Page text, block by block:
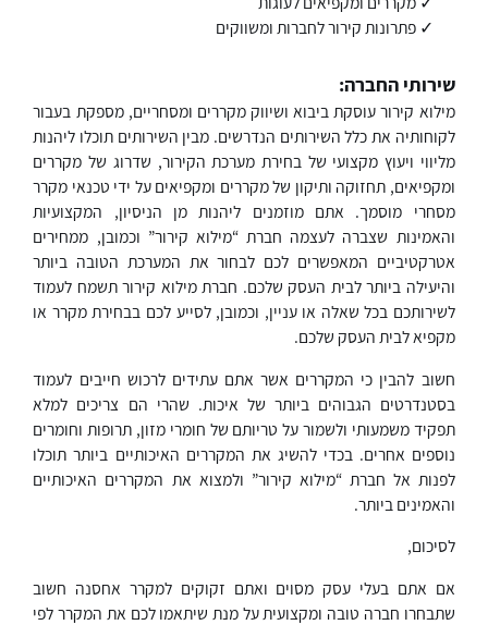
✓ פתרונות קירור לחברות ומשווקים
שירותי החברה:
מילוא קירור עוסקת ביבוא ושיווק מקררים ומסחריים, מספקת בעבור
לקוחותיה את כלל השירותים הנדרשים. מבין השירותים תוכלו ליהנות
מליווי ויעוץ מקצועי של בחירת מערכת הקירור, שדרוג של מקררים
ומקפיאים, תחזוקה ותיקון של מקררים ומקפיאים על ידי טכנאי מקרר
מסחרי מוסמך. אתם מוזמנים ליהנות מן הניסיון, המקצועיות
והאמינות שצברה לעצמה חברת “מילוא קירור” וכמובן, ממחירים
אטרקטיביים המאפשרים לכם לבחור את המערכת הטובה ביותר
והיעילה ביותר לבית העסק שלכם. חברת מילוא קירור תשמח לעמוד
לשירותכם בכל שאלה או עניין, וכמובן, לסייע לכם בבחירת מקרר או
מקפיא לבית העסק שלכם.
חשוב להבין כי המקררים אשר אתם עתידים לרכוש חייבים לעמוד
בסטנדרטים הגבוהים ביותר של איכות. שהרי הם צריכים למלא
תפקיד משמעותי ולשמור על טריותם של חומרי מזון, תרופות וחומרים
נוספים אחרים. בכדי להשיג את המקררים האיכותיים ביותר תוכלו
לפנות אל חברת “מילוא קירור” ולמצוא את המקררים האיכותיים
והאמינים ביותר.
לסיכום,
אם אתם בעלי עסק מסוים ואתם זקוקים למקרר אחסנה חשוב
שתבחרו חברה טובה ומקצועית על מנת שיתאמו לכם את המקרר לפי